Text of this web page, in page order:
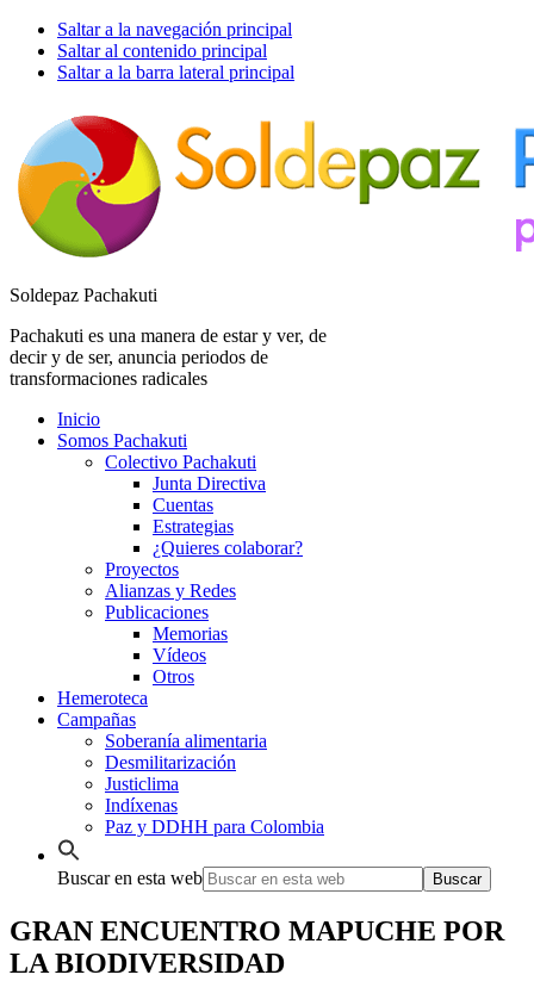
Saltar a la navegación principal
Saltar al contenido principal
Saltar a la barra lateral principal
Soldepaz Pachakuti
Pachakuti es una manera de estar y ver, de
decir y de ser, anuncia periodos de
transformaciones radicales
Inicio
Somos Pachakuti
Colectivo Pachakuti
Junta Directiva
Cuentas
Estrategias
¿Quieres colaborar?
Proyectos
Alianzas y Redes
Publicaciones
Memorias
Vídeos
Otros
Hemeroteca
Campañas
Soberanía alimentaria
Desmilitarización
Justiclima
Indíxenas
Paz y DDHH para Colombia
Buscar en esta web
GRAN ENCUENTRO MAPUCHE POR
LA BIODIVERSIDAD